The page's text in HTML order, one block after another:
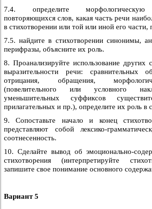
7.4. определите морфологическую
повторяющихся слов, какая часть речи
в стихотворении или той или иной его части,
7.5. найдите в стихотворении синонимы,
перифразы, объясните их роль.
8. Проанализируйте использование других
выразительности речи: сравнительных
отрицания, обращения,
(повелительного или условного
уменьшительных суффиксов
прилагательных и пр.), определите их роль в
9. Сопоставьте начало и конец
представляют собой лексико-
соотнесенность.
10. Сделайте вывод об эмоционально-
стихотворения (интерпретируйте
запишите свое понимание основного
Вариант 5